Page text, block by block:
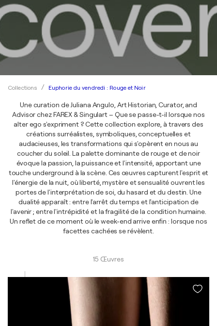
Collections Euphorie du vendredi : Rouge et Noir
Une curation de Juliana Angulo, Art Historian, Curator, and
Advisor chez FAREX & Singulart – Que se passe-t-il lorsque nos
alter ego s'expriment ? Cette collection explore, à travers des
créations surréalistes, symboliques, conceptuelles et
audacieuses, les transformations qui s'opèrent en nous au
coucher du soleil. La palette dominante de rouge et de noir
évoque la passion, la puissance et l'intensité, apportant une
touche underground à la scène. Ces œuvres capturent l'esprit et
l'énergie de la nuit, où liberté, mystère et sensualité ouvrent les
portes de l'interprétation de soi, du hasard et du destin. Une
dualité apparaît : entre l'arrêt du temps et l'anticipation de
l'avenir ; entre l'intrépidité et la fragilité de la condition humaine.
Un reflet de ce moment où le week-end arrive enfin : lorsque nos
facettes cachées se révèlent.
15 Œuvres